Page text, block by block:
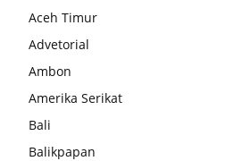
Aceh Timur
Advetorial
Ambon
Amerika Serikat
Bali
Balikpapan